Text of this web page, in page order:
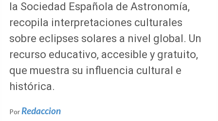
la Sociedad Española de Astronomía,
recopila interpretaciones culturales
sobre eclipses solares a nivel global. Un
recurso educativo, accesible y gratuito,
que muestra su influencia cultural e
histórica.
Por Redaccion